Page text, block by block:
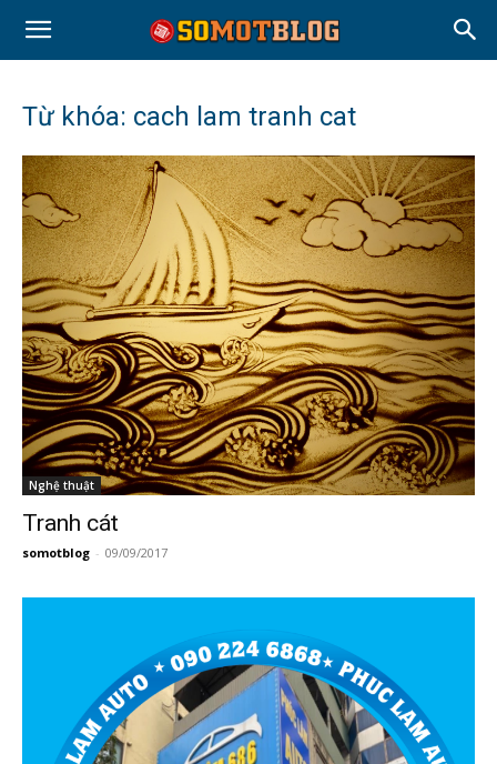
Từ khóa: cach lam tranh cat
Nghệ thuật
Tranh cát
somotblog - 09/09/2017